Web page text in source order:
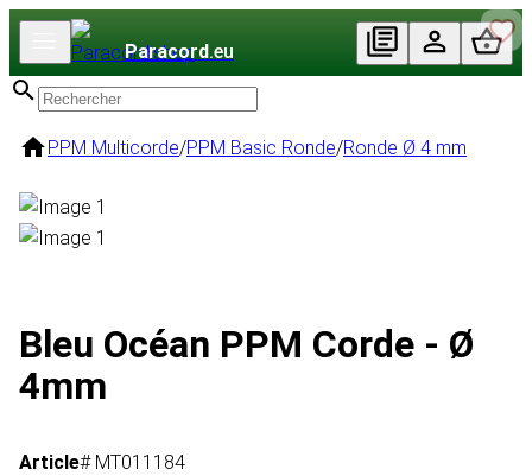
Paracord.eu
PPM Multicorde/PPM Basic Ronde/Ronde Ø 4 mm
Bleu Océan PPM Corde - Ø
4mm
Article# MT011184